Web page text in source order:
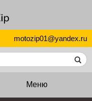
motozip01@yandex.ru
Меню